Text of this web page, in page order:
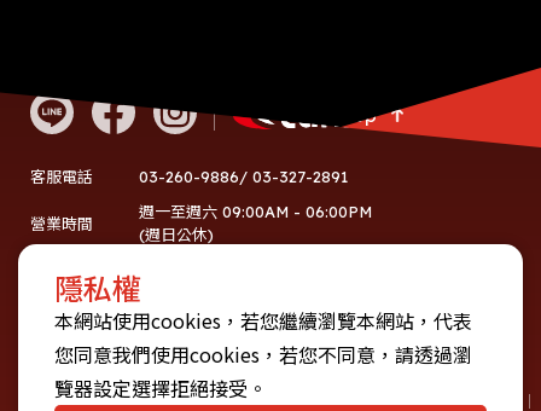
客服電話 03-260-9886/ 03-327-2891
營業時間
週一至週六 09:00AM - 06:00PM
(週日公休)
地址
桃園市龜山區復興三路10號
使用者條款隱私權政策
Copyright © 2025 CARMAX Racing International Company Limited. All rights reserved.
Go Top
隱私權
本網站使用cookies，若您繼續瀏覽本網站，代表
您同意我們使用cookies，若您不同意，請透過瀏
覽器設定選擇拒絕接受。